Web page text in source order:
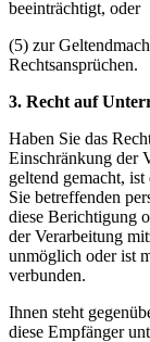
beeinträchtigt, oder
(5) zur
Rechtsansprüchen.
3. Recht auf
Haben Sie das
Einschränkung der
geltend gemacht,
Sie betreffenden
diese Berichtigung
der Verarbeitung
unmöglich oder ist
verbunden.
Ihnen steht
diese Empfänger